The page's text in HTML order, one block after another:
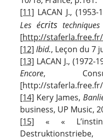
[11] LACAN J., (1953-
Les écrits
[http://staferla.free.fr/
[12] Ibid., Leçon du 7
[13] LACAN J., (1972-
Encore,
[http://staferla.free.fr/
[14] Kery James,
business, UP Music,
[15] « «